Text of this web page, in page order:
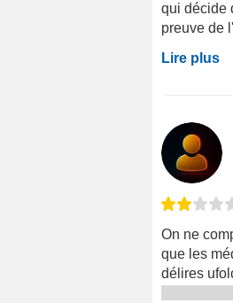
qui décide
preuve de
Lire plus
On ne
que les
délires